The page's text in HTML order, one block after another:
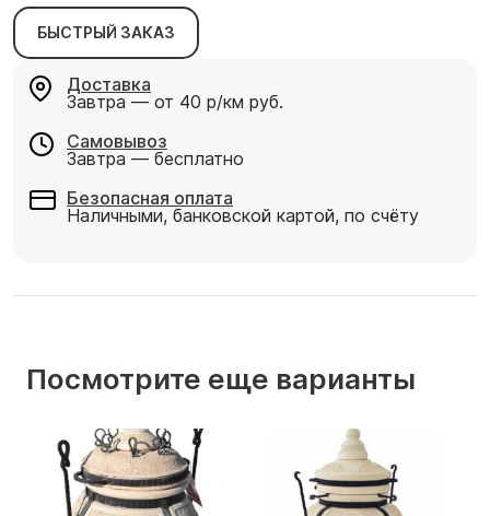
БЫСТРЫЙ ЗАКАЗ
Доставка
Завтра — от 40 р/км руб.
Самовывоз
Завтра — бесплатно
Безопасная оплата
Наличными, банковской картой, по счёту
Посмотрите еще варианты